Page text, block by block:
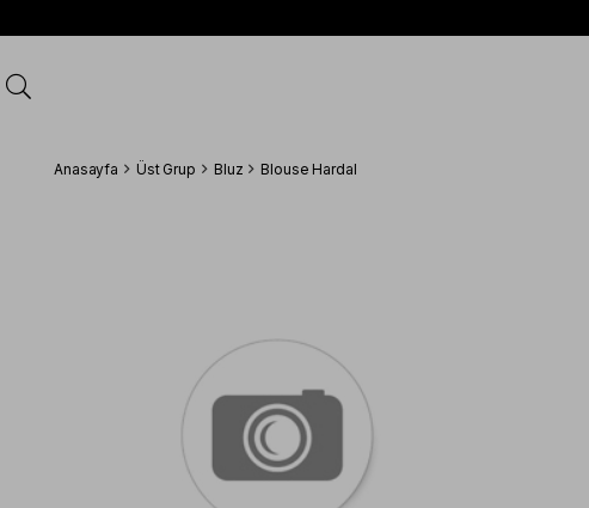
Anasayfa Üst Grup Bluz Blouse Hardal